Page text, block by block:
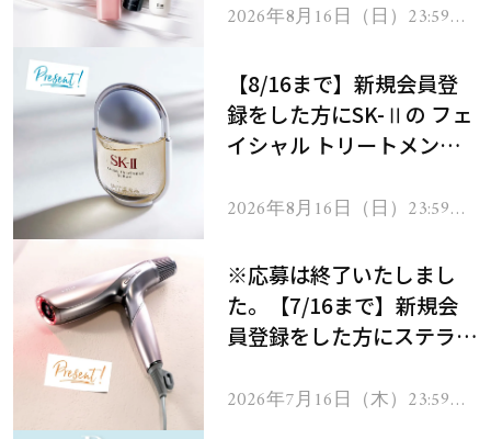
2026年8月16日（日）23:59ま
【8/16まで】新規会員登
録をした方にSK-Ⅱの フェ
イシャル トリートメント
2026年8月16日（日）23:59ま
※応募は終了いたしまし
た。【7/16まで】新規会
員登録をした方にステラボ
ヘアドライヤー ジュエル
2026年7月16日（木）23:59ま